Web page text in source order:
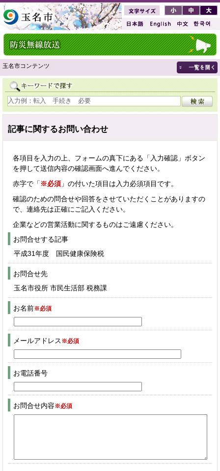
玉名市コンテンツ
記事に関するお問い合わせ
各項目を入力の上、フォームの真下にある「入力確認」ボタン
を押して送信内容の確認画面へ進んでください。
赤字で「 ※必須 」の付いた項目は入力必須項目です。
確認のための問合せや回答をさせていただくことがありますの
で、連絡先は正確にご記入ください。
企業などの営業活動に関するものはご遠慮ください。
お問合せする記事
平成31年度 国民健康保険税
お問合せ先
玉名市役所 市民生活部 税務課
お名前※必須
メールアドレス ※必須
お電話番号
お問合せ内容※必須